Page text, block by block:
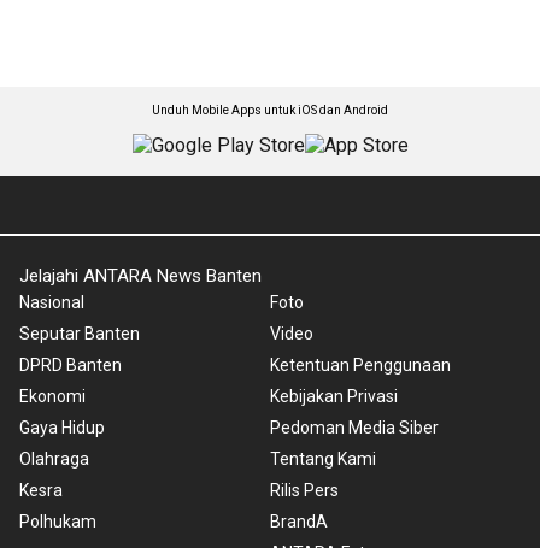
Unduh Mobile Apps untuk iOS dan Android
Jelajahi ANTARA News Banten
Nasional
Seputar Banten
DPRD Banten
Ekonomi
Gaya Hidup
Olahraga
Kesra
Polhukam
Foto
Video
Ketentuan Penggunaan
Kebijakan Privasi
Pedoman Media Siber
Tentang Kami
Rilis Pers
BrandA